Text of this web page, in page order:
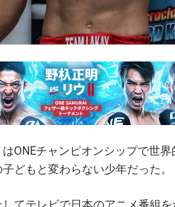
はONEチャンピオンシップで世
どもと変わらない少年だった。